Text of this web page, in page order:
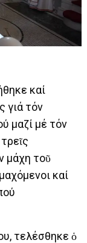
καί
γιά τόν
μαζί μέ τόν
μάχη τοῦ
καί
τελέσθηκε ὁ